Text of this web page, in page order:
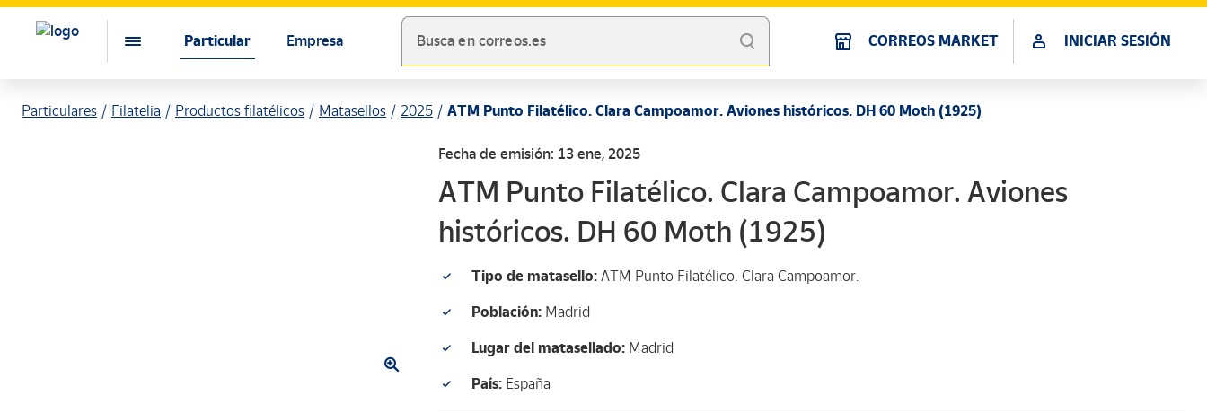
Particular Empresa Busca en correos.es CORREOS MARKET INICIAR SESIÓN
Particulares Filatelia Productos filatélicos Matasellos 2025 ATM Punto Filatélico. Clara Campoamor. Aviones históricos. DH 60 Moth (1925)
Fecha de emisión: 13 ene, 2025
ATM Punto Filatélico. Clara Campoamor. Aviones
históricos. DH 60 Moth (1925)
Tipo de matasello: ATM Punto Filatélico. Clara Campoamor.
Población: Madrid
Lugar del matasellado: Madrid
País: España